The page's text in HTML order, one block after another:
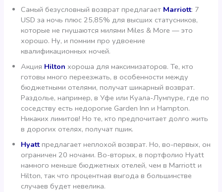
Самый безусловный возврат предлагает Marriott: 7
USD за ночь плюс 25,85% для высших статусников,
которые не гнушаются милями Miles & More — это
хорошо. Ну, и помним про удвоение
квалификационных ночей.
Акция Hilton хороша для максимизаторов. Те, кто
готовы много переезжать, в особенности между
бюджетными отелями, получат шикарный возврат.
Раздолье, например, в Уфе или Куала-Лумпуре, где по
соседству есть недорогие Garden Inn и Hampton.
Никаких лимитов! Но те, кто предпочитает долго жить
в дорогих отелях, получат пшик.
Hyattпредлагает неплохой возврат. Но, во-первых, он
ограничен 20 ночами. Во-вторых, в портфолио Hyatt
намного меньше бюджетных отелей, чем в Marriott и
Hilton, так что процентная выгода в большинстве
случаев будет невелика.